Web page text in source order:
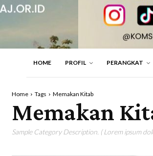
HOME PROFIL PERANGKAT
Home Tags Memakan Kitab
Memakan
Sample Category Description. ( Lorem ipsum